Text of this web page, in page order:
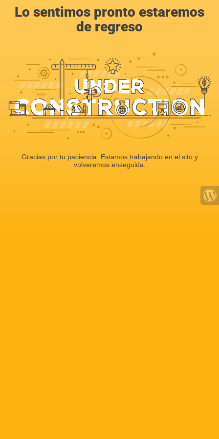
Lo sentimos pronto estaremos
de regreso
Gracias por tu paciencia. Estamos trabajando en el sito y
volveremos enseguida.